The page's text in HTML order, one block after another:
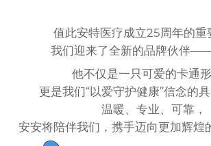
值此安特医疗成立25周年的重
我们迎来了全新的品牌伙伴
他不仅是一只可爱的卡通形
更是我们“以爱守护健康”信念的具
温暖、专业、可靠，
安安将陪伴我们，携手迈向更加辉煌